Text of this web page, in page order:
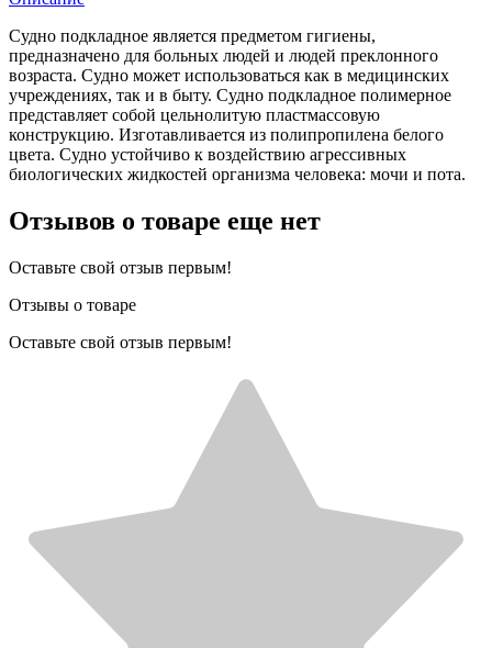
Судно подкладное является предметом гигиены,
предназначено для больных людей и людей преклонного
возраста. Судно может использоваться как в медицинских
учреждениях, так и в быту. Судно подкладное полимерное
представляет собой цельнолитую пластмассовую
конструкцию. Изготавливается из полипропилена белого
цвета. Судно устойчиво к воздействию агрессивных
биологических жидкостей организма человека: мочи и пота.
Отзывов о товаре еще нет
Оставьте свой отзыв первым!
Отзывы о товаре
Оставьте свой отзыв первым!